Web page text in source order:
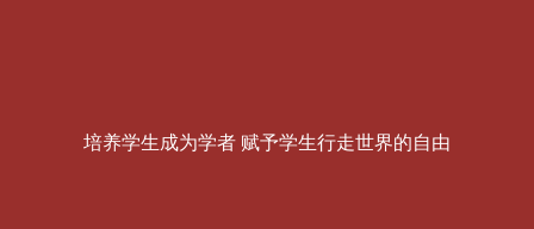
培养学生成为学者 赋予学生行走世界的自由